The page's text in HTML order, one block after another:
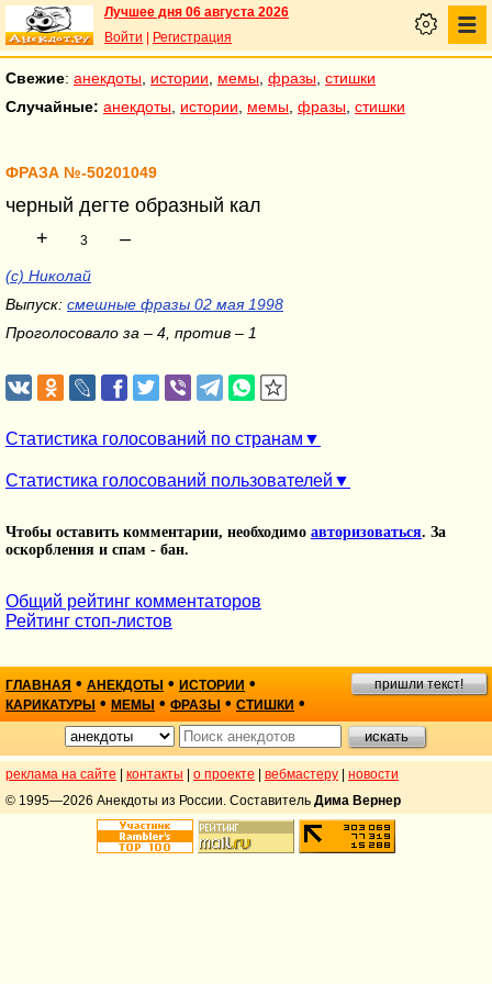
Лучшее дня 06 августа 2026
Войти
Регистрация
Свежие: анекдоты истории мемы фразы стишки
Случайные: анекдоты истории мемы фразы стишки
ФРАЗА №-50201049
черный дегте образный кал
+
3 –
(с) Николай
Выпуск: смешные фразы 02 мая 1998
Проголосовало за – 4, против – 1
Статистика голосований по странам
Статистика голосований пользователей
Чтобы оставить комментарии, необходимо авторизоваться. За
оскорбления и спам - бан.
Общий рейтинг комментаторов
Рейтинг стоп-листов
ГЛАВНАЯ • АНЕКДОТЫ • ИСТОРИИ •
КАРИКАТУРЫ • МЕМЫ • ФРАЗЫ • СТИШКИ •
пришли текст!
реклама на сайте контакты о проекте вебмастеру
новости
© 1995—2026 Анекдоты из России. Составитель Дима Вернер